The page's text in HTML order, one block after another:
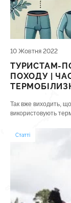
10 Жовтня 2022
ТУРИСТАМ-
ПОХОДУ |
Так вже виходить,
використовують
задумуючись, «що
Статті